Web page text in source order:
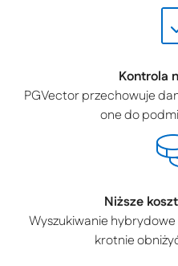
Kontrola
PGVector przechowuje
one do
Niższe
Wyszukiwanie
krotnie